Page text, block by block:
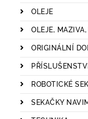
OLEJE
OLEJE, MAZIVA,
ORIGINÁLNÍ
ROBOTICKÉ
SEKAČKY